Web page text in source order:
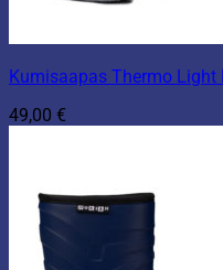
Kumisaapas Thermo Light
49,00 €